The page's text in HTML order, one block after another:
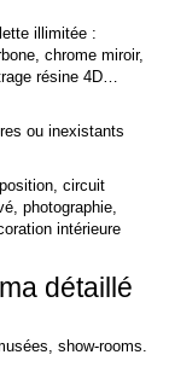
illimitée :
chrome miroir,
résine 4D…
ou inexistants
circuit
photographie,
intérieure
détaillé
show‑rooms.